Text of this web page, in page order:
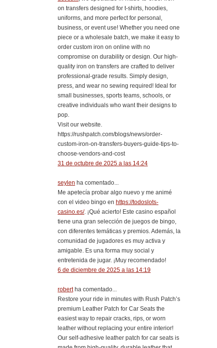
on transfers designed for t-shirts, hoodies,
uniforms, and more perfect for personal,
business, or event use! Whether you need one
piece or a wholesale batch, we make it easy to
order custom iron on online with no
compromise on durability or design. Our high-
quality iron on transfers are crafted to deliver
professional-grade results. Simply design,
press, and wear no sewing required! Ideal for
small businesses, sports teams, schools, or
creative individuals who want their designs to
pop.
Visit our website.
https://rushpatch.com/blogs/news/order-
custom-iron-on-transfers-buyers-guide-tips-to-
choose-vendors-and-cost
31 de octubre de 2025 a las 14:24
seylen ha comentado...
Me apetecía probar algo nuevo y me animé
con el video bingo en https://todoslots-
casino.es/. ¡Qué acierto! Este casino español
tiene una gran selección de juegos de bingo,
con diferentes temáticas y premios. Además, la
comunidad de jugadores es muy activa y
amigable. Es una forma muy social y
entretenida de jugar. ¡Muy recomendado!
6 de diciembre de 2025 a las 14:19
robertha comentado...
Restore your ride in minutes with Rush Patch’s
premium Leather Patch for Car Seats the
easiest way to repair cracks, rips, or worn
leather without replacing your entire interior!
Our self-adhesive leather patch for car seats is